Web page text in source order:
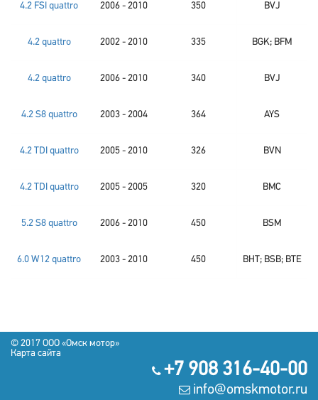
4.2 FSI quattro 2006 - 2010 350 BVJ
4.2 quattro 2002 - 2010 335 BGK; BFM
4.2 quattro 2006 - 2010 340 BVJ
4.2 S8 quattro 2003 - 2004 364 AYS
4.2 TDI quattro 2005 - 2010 326 BVN
4.2 TDI quattro 2005 - 2005 320 BMC
5.2 S8 quattro 2006 - 2010 450 BSM
6.0 W12 quattro 2003 - 2010 450 BHT; BSB; BTE
© 2017 OOO «Омск мотор»
Карта сайта
+7 908 316-40-00
info@omskmotor.ru